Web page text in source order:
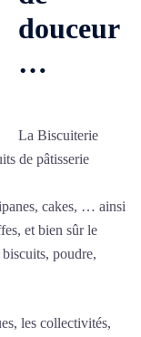
douceur
…
La Biscuiterie
de pâtisserie
cakes, … ainsi
et bien sûr le
poudre,
les collectivités,